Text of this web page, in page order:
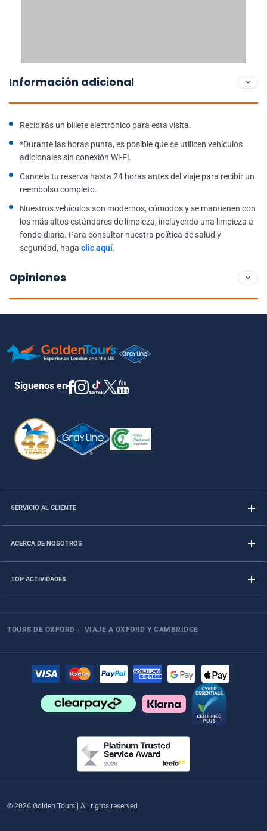
Información adicional
Recibirás un billete electrónico para esta visita.
*Durante las horas punta, es posible que se utilicen vehículos
adicionales sin conexión Wi-Fi.
Cancela tu reserva hasta 24 horas antes del viaje para recibir un
reembolso completo.
Nuestros vehículos son modernos, cómodos y se mantienen con
los más altos estándares de limpieza, incluyendo una limpieza a
fondo diaria. Para consultar nuestra política de salud y
seguridad, haga clic aquí.
Opiniones
Siguenos en
SERVICIO AL CLIENTE
ACERCA DE NOSOTROS
TOP ACTIVIDADES
TOURS DE OXFORD › VIAJE A OXFORD Y CAMBRIDGE
© 2026 Golden Tours | All rights reserved